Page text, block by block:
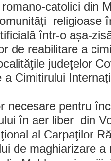
catolici din
religioase
într-o așa-
de reabilitare a
judeţelor
a Cimitirului
necesare pentru
în aer liber din
al Carpaţilor
de maghiarizare